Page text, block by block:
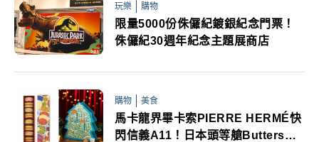
玩樂 購物
限量5000份侏儸紀鍍銀紀念門票！
侏儸紀30週年紀念主題展商店
購物 美食
馬卡龍界畢卡索PIERRE HERMÉ快
閃信義A11！日本頭等艙Butters奶